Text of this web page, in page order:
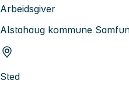
Arbeidsgiver
Alstahaug kommune
Sted